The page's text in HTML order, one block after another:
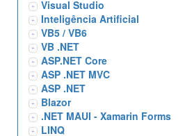
Visual Studio
Inteligência Artificial
VB5 / VB6
VB .NET
ASP.NET Core
ASP .NET MVC
ASP .NET
Blazor
.NET MAUI - Xamarin Forms
LINQ